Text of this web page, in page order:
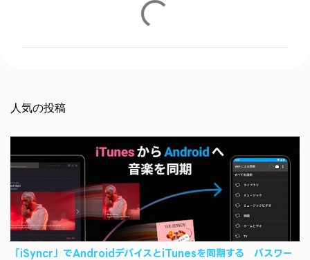
人気の投稿
「iSyncr」でAndroidデバイスとiTunesを同期する パスワー